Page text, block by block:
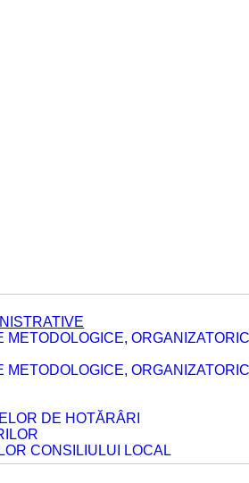
DE HOTĂRÂRI
CONSILIULUI LOCAL